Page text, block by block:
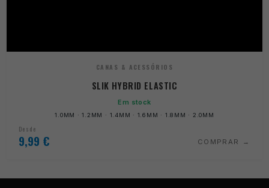
CANAS & ACESSÓRIOS
SLIK HYBRID ELASTIC
Em stock
1.0MM · 1.2MM · 1.4MM · 1.6MM · 1.8MM · 2.0MM
Desde
9,99 € COMPRAR